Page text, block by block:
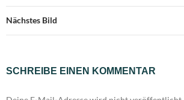
Nächstes Bild
SCHREIBE EINEN KOMMENTAR